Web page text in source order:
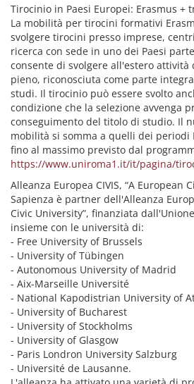
Tirocinio in Paesi Europei: Erasmus +
La mobilità per tirocini formativi
svolgere tirocini presso imprese,
ricerca con sede in uno dei Paesi
consente di svolgere all'estero
pieno, riconosciuta come parte
studi. Il tirocinio può essere svolto
condizione che la selezione avvenga
conseguimento del titolo di studio. Il
mobilità si somma a quelli dei periodi
fino al massimo previsto dal
https://www.uniroma1.it/it/pagina/
Alleanza Europea CIVIS, “A European
Sapienza è partner dell'Alleanza
Civic University”, finanziata
insieme con le università di:
- Free University of Brussels
- University of Tübingen
- Autonomous University of Madrid
- Aix-Marseille Université
- National Kapodistrian University of
- University of Bucharest
- University of Stockholms
- University of Glasgow
- Paris Londron University Salzburg
- Université de Lausanne.